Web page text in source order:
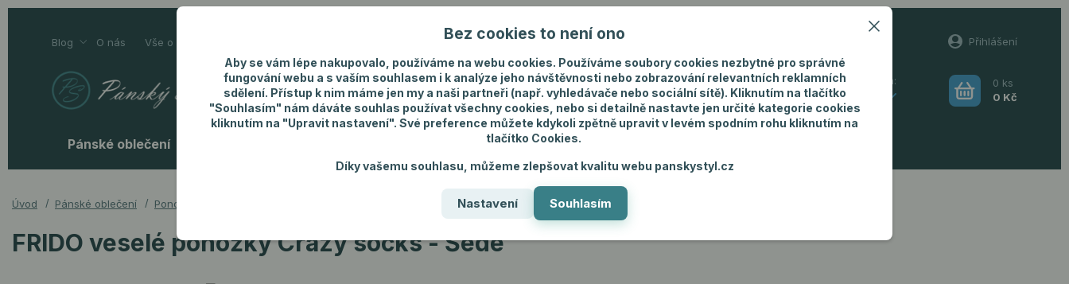
Blog O nás Vše o nákupu Nevíte si rady? Zavolejte. +420 731 292 460 Přihlášení
Hledat
0 ks
0 Kč
Pánské oblečení Pánské šperky
Úvod Pánské oblečení Ponožky
FRIDO veselé ponožky Crazy socks - Šedé
Bez cookies to není ono
Aby se vám lépe nakupovalo, používáme na webu cookies. Používáme soubory cookies nezbytné pro správné
fungování webu a s vaším souhlasem i k analýze jeho návštěvnosti nebo zobrazování relevantních reklamních
sdělení. Přístup k nim máme jen my a naši partneři (např. vyhledávače nebo sociální sítě). Kliknutím na tlačítko
"Souhlasím" nám dáváte souhlas používat všechny cookies, nebo si detailně nastavte jen určité kategorie cookies
kliknutím na "Upravit nastavení". Své preference můžete kdykoli zpětně upravit v levém spodním rohu kliknutím na
tlačítko Cookies.
Díky vašemu souhlasu, můžeme zlepšovat kvalitu webu panskystyl.cz
Nastavení Souhlasím